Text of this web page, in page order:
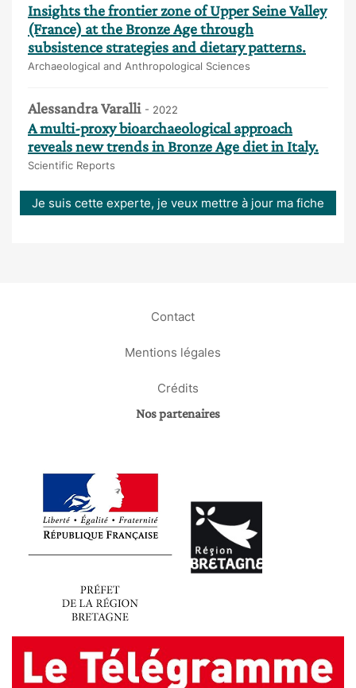
Insights the frontier zone of Upper Seine Valley
(France) at the Bronze Age through
subsistence strategies and dietary patterns.
Archaeological and Anthropological Sciences
Alessandra Varalli - 2022
A multi-proxy bioarchaeological approach
reveals new trends in Bronze Age diet in Italy.
Scientific Reports
Je suis cette experte, je veux mettre à jour ma fiche
Contact
Mentions légales
Crédits
Nos partenaires